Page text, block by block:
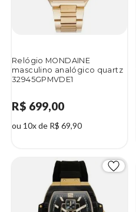
Relógio MONDAINE
masculino analógico quartz
32945GPMVDE1
R$ 699,00
ou 10x de R$ 69,90